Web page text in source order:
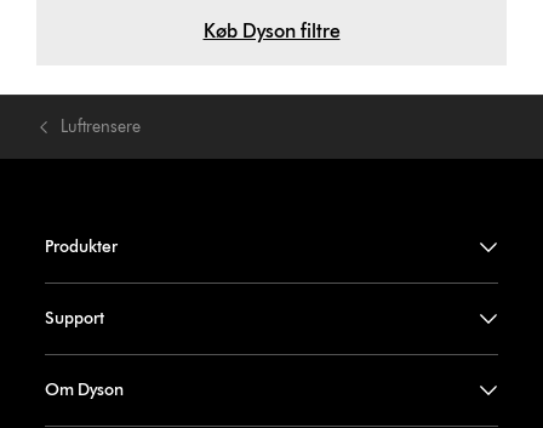
Køb Dyson filtre
Luftrensere
Produkter
Support
Om Dyson